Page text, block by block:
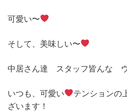
可愛い〜
そして、美味しい〜
中居さん達 スタッフ皆んな ウ
いつも、可愛い
テンションの
ざいます！